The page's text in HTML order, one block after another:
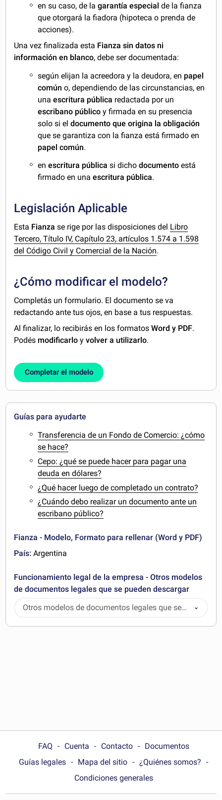
en su caso, de lagarantía especialde la fianza
que otorgará la fiadora (hipoteca o prenda de
acciones).
Una vez finalizada esta Fianza sin datos ni
información en blanco, debe ser documentada:
según elijan la acreedora y la deudora, en papel
común o, dependiendo de las circunstancias, en
unaescritura pública redactada por un
escribano público y firmada en su presencia
solo si eldocumento que origina la obligación
que se garantiza con la fianza está firmado en
papel común.
enescritura pública si dichodocumento está
firmado en unaescritura pública.
Legislación Aplicable
Esta Fianza se rige por las disposiciones del Libro
Tercero, Título IV, Capítulo 23, artículos 1.574 a 1.598
del Código Civil y Comercial de la Nación.
¿Cómo modificar el modelo?
Completás un formulario. El documento se va
redactando ante tus ojos, en base a tus respuestas.
Al finalizar, lo recibirás en los formatosWord y PDF.
Podés modificarlo yvolver a utilizarlo.
Completar el modelo
Guías para ayudarte
Transferencia de un Fondo de Comercio: ¿cómo
se hace?
Cepo: ¿qué se puede hacer para pagar una
deuda en dólares?
¿Qué hacer luego de completado un contrato?
¿Cuándo debo realizar un documento ante un
escribano público?
Fianza - Modelo, Formato para rellenar (Word y PDF)
País: Argentina
Funcionamiento legal de la empresa - Otros modelos
de documentos legales que se pueden descargar
Otros modelos de documentos legales que se
pueden descargar
FAQ Cuenta Contacto
Documentos
Guías legales
Mapa del sitio
¿Quiénes somos?
Condiciones generales